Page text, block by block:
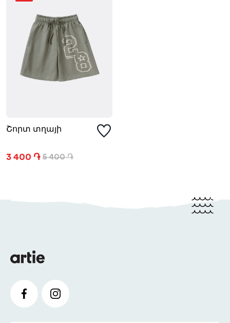
Շորտ տղայի
3 400 ֏ 5 400 ֏